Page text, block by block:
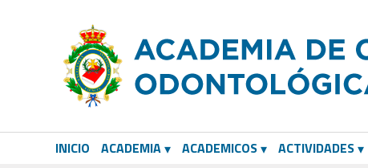
INICIO ACADEMIA ACADEMICOS ACTIVIDADES